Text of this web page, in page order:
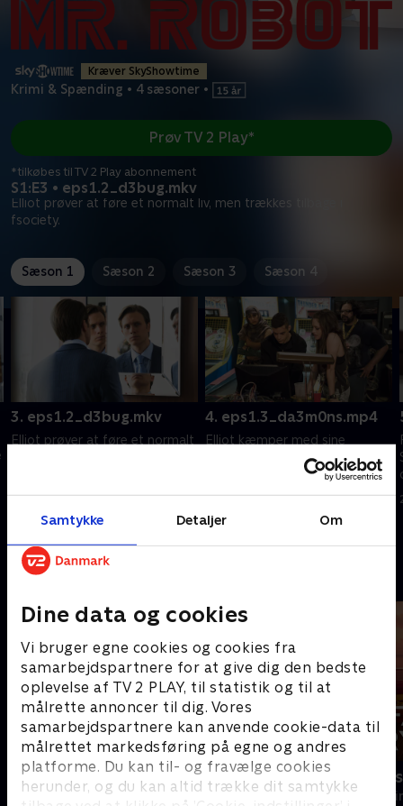
Samtykke Detaljer Om
Dine data og cookies
Vi bruger egne cookies og cookies fra
samarbejdspartnere for at give dig den bedste
oplevelse af TV 2 PLAY, til statistik og til at
målrette annoncer til dig. Vores
samarbejdspartnere kan anvende cookie-data til
målrettet markedsføring på egne og andres
platforme. Du kan til- og fravælge cookies
herunder, og du kan altid trække dit samtykke
Kræver SkyShowtime
Krimi & Spænding • 4 sæsoner •
S1:E3 • eps1.2_d3bug.mkv
Elliot prøver at føre et normalt liv, men trækkes tilbage i
fsociety.
Prøv TV 2 Play*
*tilkøbes til TV 2 Play abonnement
Sæson 1 Sæson 2 Sæson 3 Sæson 4
3. eps1.2_d3bug.mkv
Elliot prøver at føre et normalt
20. september 2022 • 43 min
4. eps1.3_da3m0ns.mp4
Elliot kæmper med sine
morfinabstinenser ved at få en
række hallucinationer om sit liv.
20. september 2022 • 43 min
Andre så også
Granite Harbour
Krimi & Spænding • 2 sæsoner
Farligt
Krimi &